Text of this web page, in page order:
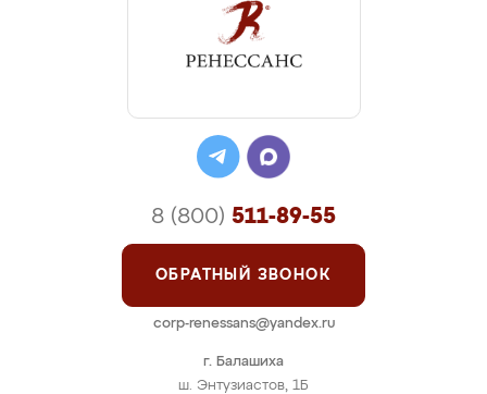
г. Балашиха
ш. Энтузиастов, 1Б
8 (800) 511-89-55
ОБРАТНЫЙ ЗВОНОК
corp-renessans@yandex.ru